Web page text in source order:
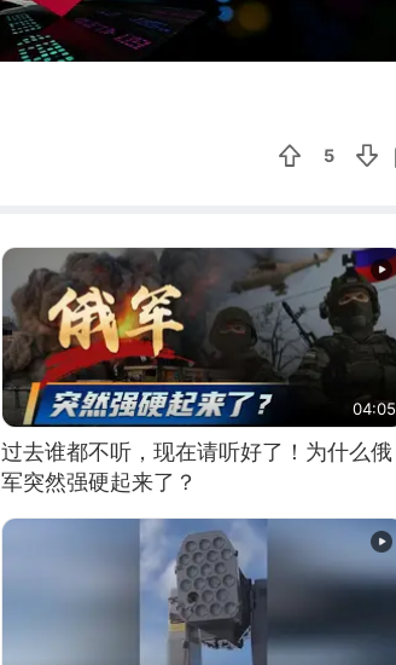
5
04:05
过去谁都不听，现在请听好了！为什么俄
军突然强硬起来了？